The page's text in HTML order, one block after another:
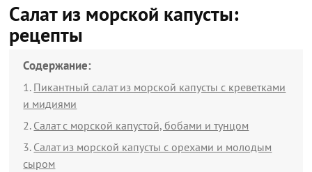
Салат из морской капусты:
рецепты
Содержание:
Пикантный салат из морской капусты с креветками
и мидиями
Салат с морской капустой, бобами и тунцом
Салат из морской капусты с орехами и молодым
сыром